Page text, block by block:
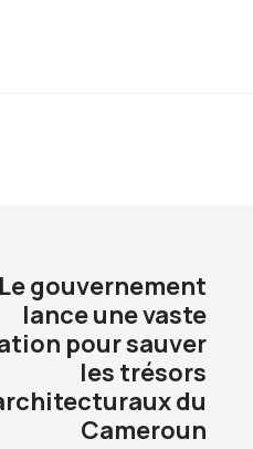
Le gouvernement
lance une vaste
pour sauver
les trésors
du
Cameroun